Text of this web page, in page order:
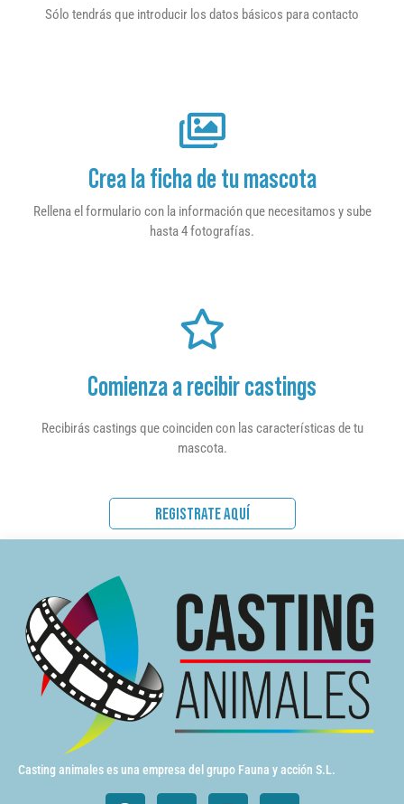
Sólo tendrás que introducir los datos básicos para contacto
Crea la ficha de tu mascota
Rellena el formulario con la información que necesitamos y sube
hasta 4 fotografías.
Comienza a recibir castings
Recibirás castings que coinciden con las características de tu
mascota.
REGISTRATE AQUÍ
Casting animales es una empresa del grupo Fauna y acción S.L.